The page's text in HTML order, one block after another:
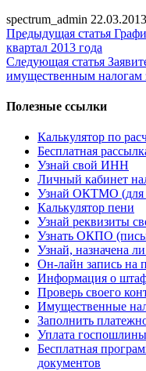
spectrum_admin 22.03.2013
Предыдущая статья
квартал 2013 года
Следующая статья
имущественным налогам
Полезные ссылки
Калькулятор по
Бесплатная
Узнай свой ИНН
Личный кабинет
Узнай ОКТМО (для
Калькулятор пени
Узнай реквизиты
Узнать ОКПО
Узнай, назначена
Он-лайн запись на
Информация о
Проверь своего
Имущественные
Заполнить
Уплата госпошлины
Бесплатная
документов